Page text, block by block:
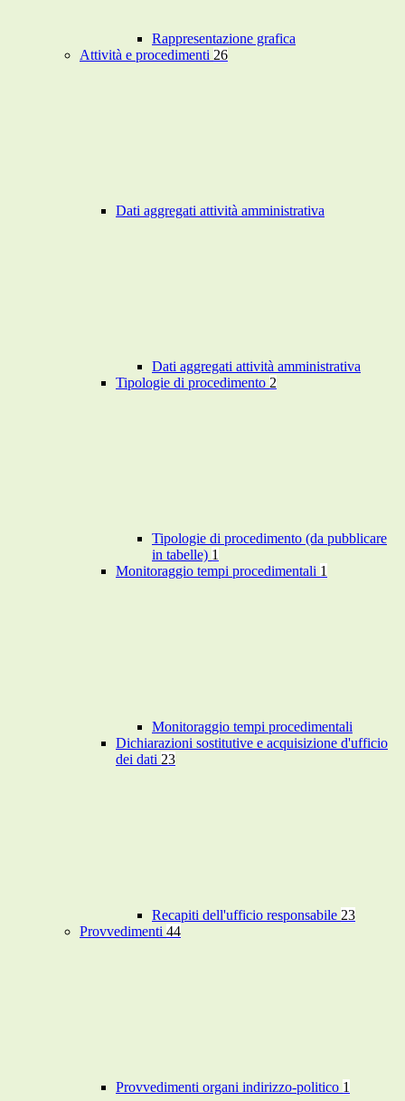
Rappresentazione grafica
Attività e procedimenti 26
Dati aggregati attività amministrativa
Dati aggregati attività amministrativa
Tipologie di procedimento 2
Tipologie di procedimento (da pubblicare
in tabelle) 1
Monitoraggio tempi procedimentali 1
Monitoraggio tempi procedimentali
Dichiarazioni sostitutive e acquisizione d'ufficio
dei dati 23
Recapiti dell'ufficio responsabile 23
Provvedimenti 44
Provvedimenti organi indirizzo-politico 1